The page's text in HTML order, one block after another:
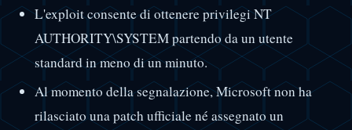
L'exploit consente di ottenere privilegi NT
AUTHORITY\SYSTEM partendo da un utente
standard in meno di un minuto.
Al momento della segnalazione, Microsoft non ha
rilasciato una patch ufficiale né assegnato un